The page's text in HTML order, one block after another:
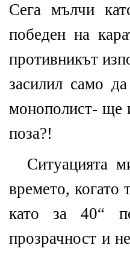
Сега мълчи
победен на
противникът
засилил само
монополист- ще
поза?!
Ситуацията
времето, когато
като за 40“
прозрачност и